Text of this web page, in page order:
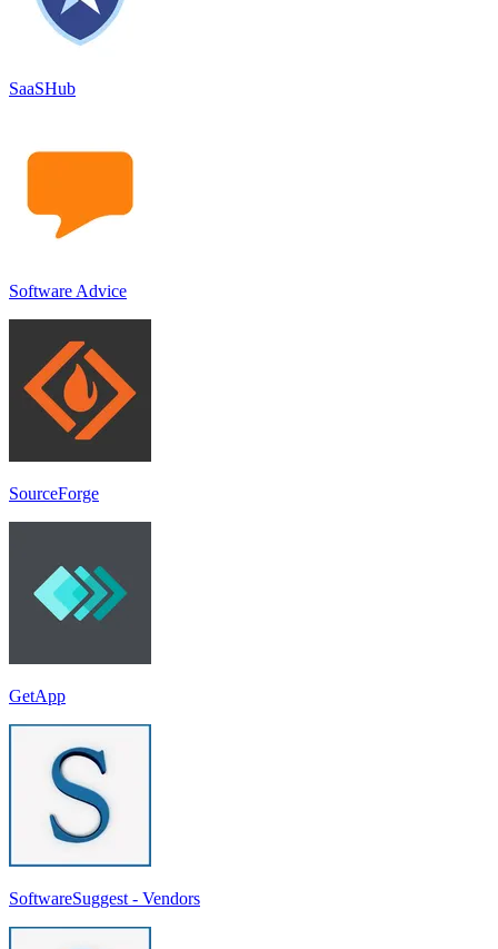
SaaSHub
Software Advice
SourceForge
GetApp
SoftwareSuggest - Vendors